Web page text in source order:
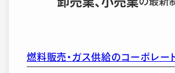
燃料販売・ガス供給のコーポレー